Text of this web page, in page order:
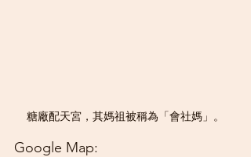
糖廠配天宮，其媽祖被稱為「會社媽」。
Google Map: